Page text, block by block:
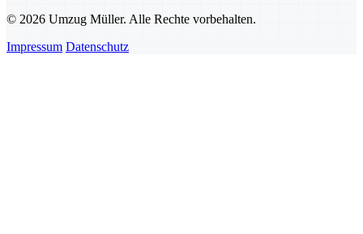
© 2026 Umzug Müller. Alle Rechte vorbehalten.
Impressum Datenschutz